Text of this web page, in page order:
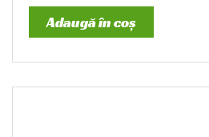
Adaugă în coș